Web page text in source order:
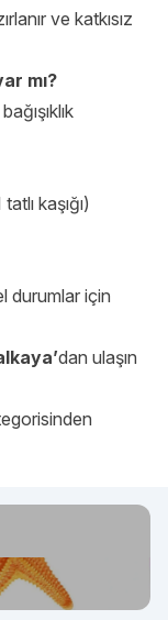
ve katkısız
mı?
kaşığı)
durumlar için
dan ulaşın